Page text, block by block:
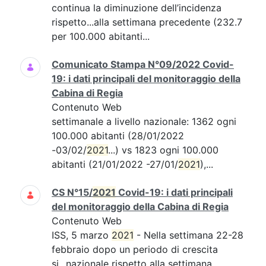
continua la diminuzione dell’incidenza
rispetto...alla settimana precedente (232.7
per 100.000 abitanti...
Comunicato Stampa N°09/2022 Covid-
19: i dati principali del monitoraggio della
Cabina di Regia
Contenuto Web
settimanale a livello nazionale: 1362 ogni
100.000 abitanti (28/01/2022
-03/02/2021...) vs 1823 ogni 100.000
abitanti (21/01/2022 -27/01/2021),...
CS N°15/2021 Covid-19: i dati principali
del monitoraggio della Cabina di Regia
Contenuto Web
ISS, 5 marzo 2021 - Nella settimana 22-28
febbraio dopo un periodo di crescita
si...nazionale rispetto alla settimana